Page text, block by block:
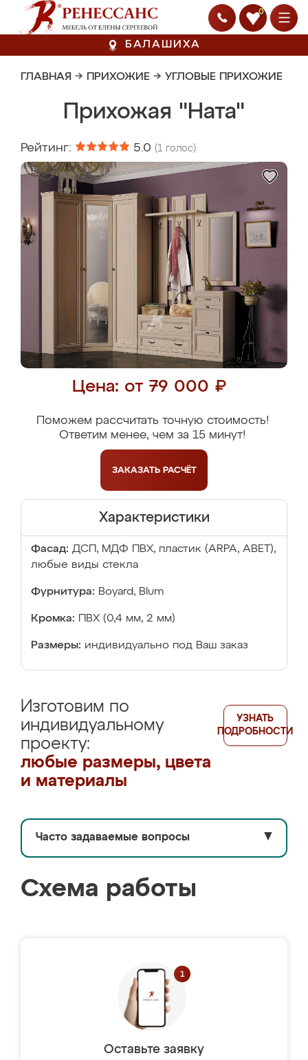
0
БАЛАШИХА
ГЛАВНАЯ → ПРИХОЖИЕ → УГЛОВЫЕ ПРИХОЖИЕ
Прихожая "Ната"
Рейтинг: 5.0 (1 голос)
Цена: от 79 000 ₽
Поможем рассчитать точную стоимость!
Ответим менее, чем за 15 минут!
ЗАКАЗАТЬ РАСЧЁТ
Характеристики
Фасад: ДСП, МДФ ПВХ, пластик (ARPA, ABET),
любые виды стекла
Фурнитура: Boyard, Blum
Кромка: ПВХ (0,4 мм, 2 мм)
Размеры: индивидуально под Ваш заказ
Изготовим по
индивидуальному
проекту:
любые размеры, цвета
и материалы
УЗНАТЬ
ПОДРОБНОСТИ
Часто задаваемые вопросы ▼
Схема работы
Оставьте заявку